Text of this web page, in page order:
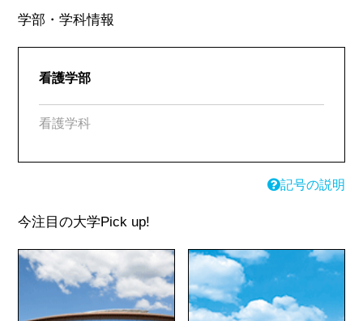
学部・学科情報
看護学部
看護学科
記号の説明
今注目の大学Pick up!